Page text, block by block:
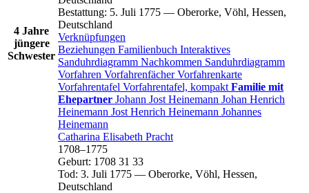
4 Jahre
jüngere
Schwester
Bestattung: 5. Juli 1775 — Oberorke, Vöhl, Hessen,
Deutschland
Verknüpfungen
Beziehungen Familienbuch Interaktives
Sanduhrdiagramm Nachkommen Sanduhrdiagramm
Vorfahren VorfahrenfächerVorfahrenkarte
Vorfahrentafel Vorfahrentafel, kompakt Familie mit
Ehepartner Johann Jost Heinemann Johan Henrich
Heinemann Jost Henrich Heinemann Johannes
Heinemann
Catharina Elisabeth Pracht
1708–1775
Geburt: 1708 31 33
Tod: 3. Juli 1775 — Oberorke, Vöhl, Hessen,
Deutschland